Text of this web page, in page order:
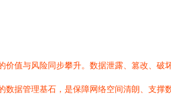
值与风险同步攀升。数据泄露、篡改、
据管理基石，是保障网络空间清朗、支撑